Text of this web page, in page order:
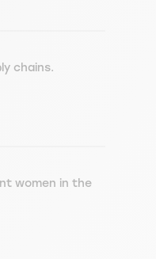
chains.
women in the